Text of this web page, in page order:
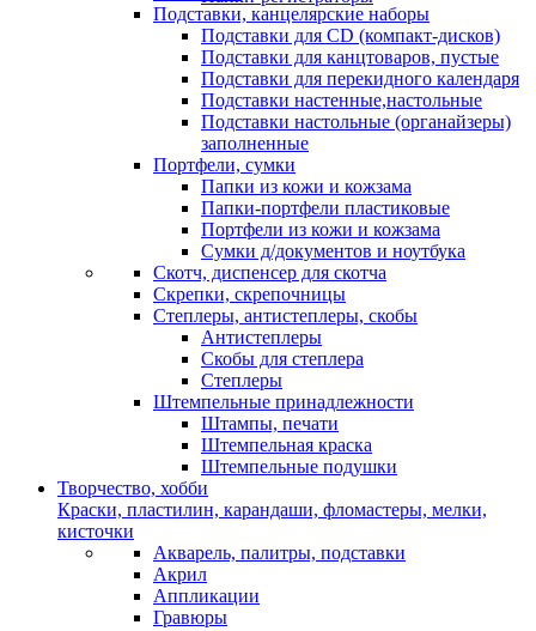
Подставки, канцелярские наборы
Подставки для CD (компакт-дисков)
Подставки для канцтоваров, пустые
Подставки для перекидного календаря
Подставки настенные,настольные
Подставки настольные (органайзеры)
заполненные
Портфели, сумки
Папки из кожи и кожзама
Папки-портфели пластиковые
Портфели из кожи и кожзама
Сумки д/документов и ноутбука
Скотч, диспенсер для скотча
Скрепки, скрепочницы
Степлеры, антистеплеры, скобы
Антистеплеры
Скобы для степлера
Степлеры
Штемпельные принадлежности
Штампы, печати
Штемпельная краска
Штемпельные подушки
Творчество, хобби
Краски, пластилин, карандаши, фломастеры, мелки,
кисточки
Акварель, палитры, подставки
Акрил
Аппликации
Гравюры